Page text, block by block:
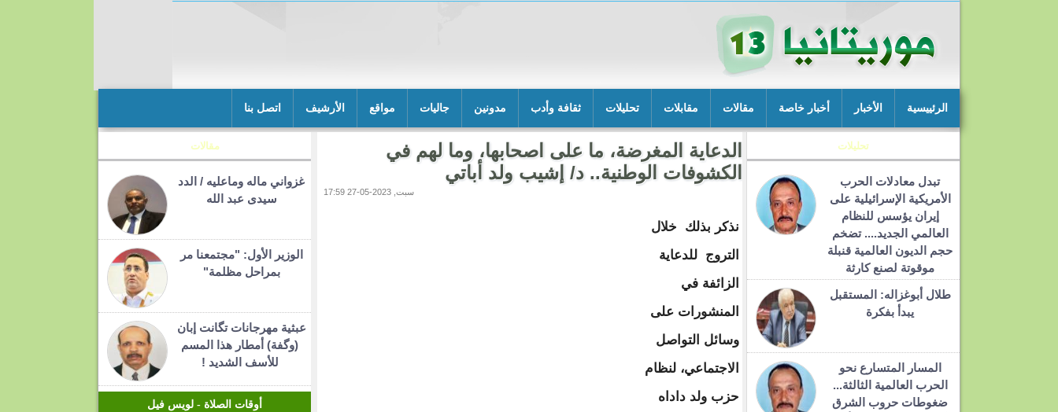
الرئييسية الأخبار أخبار خاصة مقالات مقابلات تحليلات ثقافة وأدب مدونين جاليات مواقع الأرشيف اتصل بنا
تحليلات
تبدل معادلات الحرب
الأمريكية الإسرائيلية على
إيران يؤسس للنظام
العالمي الجديد.... تضخم
حجم الديون العالمية قنبلة
موقوتة لصنع كارثة
طلال أبوغزاله: المستقبل
يبدأ بفكرة
المسار المتسارع نحو
الحرب العالمية الثالثة...
ضغوطات حروب الشرق
الدعاية المغرضة، ما على اصحابها، وما لهم في
الكشوفات الوطنية.. د/ إشيب ولد أباتي
سبت, 2023-05-27 17:59
نذكر بذلك خلال
التروج للدعاية
الزائفة في
المنشورات على
وسائل التواصل
الاجتماعي، لنظام
حزب ولد داداه
مقالات
غزواني ماله وماعليه / الدد
سيدى عبد الله
الوزير الأول: "مجتمعنا مر
بمراحل مظلمة"
عبثية مهرجانات تگانت إبان
(وگفة) أمطار هذا المسم
للأسف الشديد !
أوقات الصلاة - لويس فيل